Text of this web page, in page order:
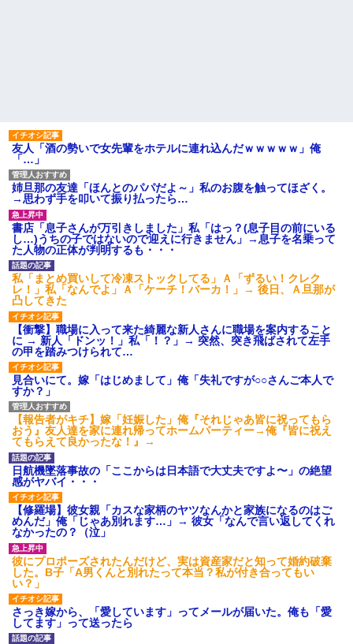
友人「酒の勢いで女先輩をホテルに連れ込んだｗｗｗｗｗ」俺
「…」
姉旦那の友達「ほんとのパパだよ～」私のお腹を触ってほざく。
→思わず手を叩いて振り払ったら…
書店「息子さんが万引きしました」私「はっ？(息子目の前にいる
し…)うちの子ではないので迎えに行きません」→息子を名乗って
た人物の正体が判明するも・・・
私「まとめ買いして冷凍ストックしてる」Ａ「ずるい！クレク
レ！」私「なんでよ」Ａ「ケーチ！バーカ！」→ 後日、Ａ旦那が
凸してきた
【衝撃】職場に入って来た綺麗な新人さんに職場を案内すること
に → 新人「ドンッ！」私「！？」→ 突然、突き飛ばされて左手
の甲を踏みつけられて…
見合いにて。嫁「はじめまして」俺「失礼ですが○○さんご本人で
すか？」
【報告者がキチ】嫁「妊娠した」俺『それじゃあ皆に祝ってもら
おう』友人達を家に連れ帰ってホームパーティー→俺『皆に祝え
てもらえて良かったな！』→
日航機墜落事故の「ここからは日本語で大丈夫ですよ〜」の絶望
感がヤバイ・・・
【修羅場】彼女親「カスな家柄のヤツなんかと家族になるのはご
めんだ」俺「じゃあ別れます…」→ 彼女「なんで言い返してくれ
なかったの？（泣」
彼にプロポーズされたんだけど、実は資産家だと知って婚約破棄
した。B子「A男くんと別れたって本当？私が付き合ってもい
い？」
さっき嫁から、「愛しています」ってメールが届いた。俺も「愛
してます」って送ったら